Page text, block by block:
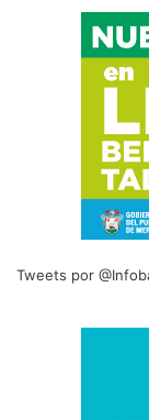
Tweets por